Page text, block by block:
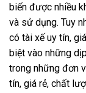
biến được nhiều
và sử dụng. Tuy
có tài xế uy tín,
biệt vào những
trong những đơn
tín, giá rẻ, chất